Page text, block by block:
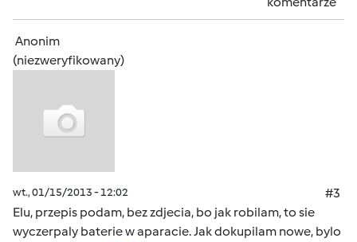
Anonim
(niezweryfikowany)
wt., 01/15/2013 - 12:02
#3
Elu, przepis podam, bez zdjecia, bo jak robilam, to sie
wyczerpaly baterie w aparacie. Jak dokupilam nowe, bylo